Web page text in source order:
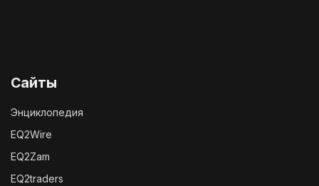
Сайты
Энциклопедия
EQ2Wire
EQ2Zam
EQ2traders